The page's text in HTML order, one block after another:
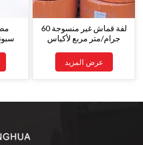
لفة قماش غير منسوجة 60
جرام/متر مربع لأكياس
بروبيلين المتينة (لفة جامبو
غير منسوجة)
عرض المزيد